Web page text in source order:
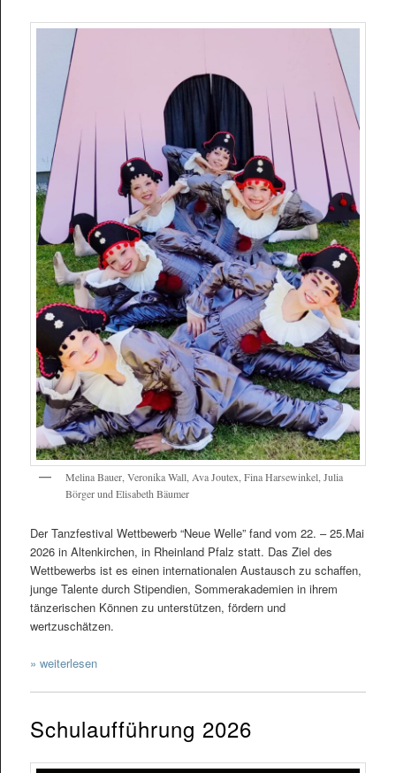
Melina Bauer, Veronika Wall, Ava Joutex, Fina Harsewinkel, Julia
Börger und Elisabeth Bäumer
Der Tanzfestival Wettbewerb “Neue Welle” fand vom 22. – 25.Mai
2026 in Altenkirchen, in Rheinland Pfalz statt. Das Ziel des
Wettbewerbs ist es einen internationalen Austausch zu schaffen,
junge Talente durch Stipendien, Sommerakademien in ihrem
tänzerischen Können zu unterstützen, fördern und
wertzuschätzen.
» weiterlesen
Schulaufführung 2026